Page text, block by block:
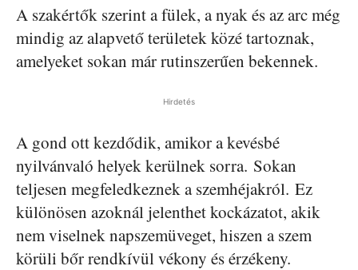
A szakértők szerint a fülek, a nyak és az arc még
mindig az alapvető területek közé tartoznak,
amelyeket sokan már rutinszerűen bekennek.
Hirdetés
A gond ott kezdődik, amikor a kevésbé
nyilvánvaló helyek kerülnek sorra. Sokan
teljesen megfeledkeznek a szemhéjakról. Ez
különösen azoknál jelenthet kockázatot, akik
nem viselnek napszemüveget, hiszen a szem
körüli bőr rendkívül vékony és érzékeny.